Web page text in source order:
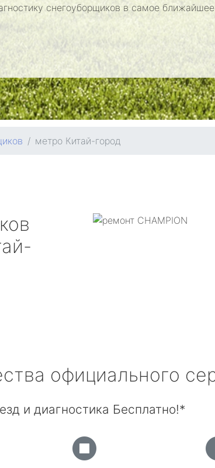
снегоуборщиков в самое
метро Китай-город
официального
и диагностика Бесплатно!*